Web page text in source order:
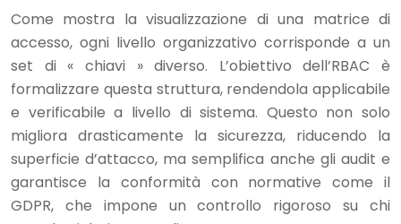
Come mostra la visualizzazione di una matrice di
accesso, ogni livello organizzativo corrisponde a un
set di « chiavi » diverso. L’obiettivo dell’RBAC è
formalizzare questa struttura, rendendola applicabile
e verificabile a livello di sistema. Questo non solo
migliora drasticamente la sicurezza, riducendo la
superficie d’attacco, ma semplifica anche gli audit e
garantisce la conformità con normative come il
GDPR, che impone un controllo rigoroso su chi